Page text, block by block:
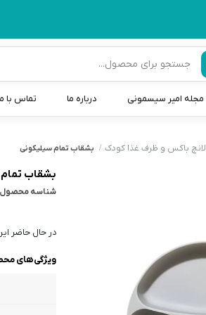
قاب و بندپستانک
پواربینی
مسواک و خمیر دندان کودک
تب سنج نوزاد و کودک
مجله امیر سیسمونی درباره ما تماس با
لانچ باکس و ظرف غذا کودک بشقاب تمام سیلیکونی
بشقاب
شناسه
در حال حاضر
ویژگی‌های